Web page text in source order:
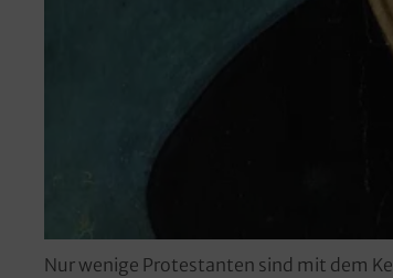
Nur wenige Protestanten sind mit dem